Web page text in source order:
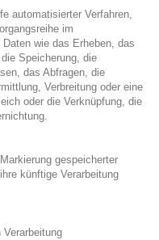
automatisierter Verfahren,
im
wie das Erheben, das
Speicherung, die
das Abfragen, die
Verbreitung oder eine
oder die Verknüpfung, die
gespeicherter
künftige Verarbeitung
Verarbeitung